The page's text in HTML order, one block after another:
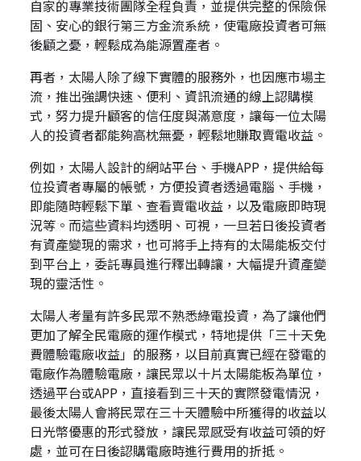
自家的專業技術團隊全程負責，並提供完整的保險保
固、安心的銀行第三方金流系統，使電廠投資者可無
後顧之憂，輕鬆成為能源置產者。
再者，太陽人除了線下實體的服務外，也因應市場主
流，推出強調快速、便利、資訊流通的線上認購模
式，努力提升顧客的信任度與滿意度，讓每一位太陽
人的投資者都能夠高枕無憂，輕鬆地賺取賣電收益。
例如，太陽人設計的網站平台、手機APP，提供給每
位投資者專屬的帳號，方便投資者透過電腦、手機，
即能隨時輕鬆下單、查看賣電收益，以及電廠即時現
況等。而這些資料均透明、可視，一旦若日後投資者
有資產變現的需求，也可將手上持有的太陽能板交付
到平台上，委託專員進行釋出轉讓，大幅提升資產變
現的靈活性。
太陽人考量有許多民眾不熟悉綠電投資，為了讓他們
更加了解全民電廠的運作模式，特地提供「三十天免
費體驗電廠收益」的服務，以目前真實已經在發電的
電廠作為體驗電廠，讓民眾以十片太陽能板為單位，
透過平台或APP，直接看到三十天的實際發電情況，
最後太陽人會將民眾在三十天體驗中所獲得的收益以
日光幣優惠的形式發放，讓民眾感受有收益可領的好
處，並可在日後認購電廠時進行費用的折抵。